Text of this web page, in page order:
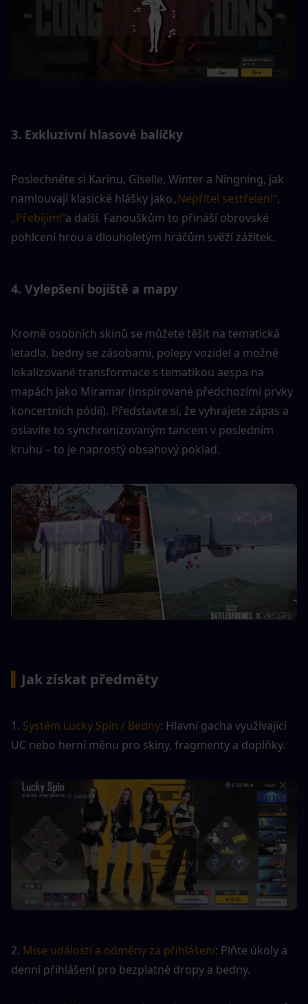
3. Exkluzivní hlasové balíčky
Poslechněte si Karinu, Giselle, Winter a Ningning, jak
namlouvají klasické hlášky jako„Nepřítel sestřelen!“
„Přebíjím!“a další. Fanouškům to přináší obrovské
pohlcení hrou a dlouholetým hráčům svěží zážitek.
4. Vylepšení bojiště a mapy
Kromě osobních skinů se můžete těšit na tematická
letadla, bedny se zásobami, polepy vozidel a možné
lokalizované transformace s tematikou aespa na
mapách jako Miramar (inspirované předchozími prvky
koncertních pódií). Představte si, že vyhrajete zápas a
oslavíte to synchronizovaným tancem v posledním
kruhu – to je naprostý obsahový poklad.
Jak získat předměty
1. Systém Lucky Spin / Bedny: Hlavní gacha využívající
UC nebo herní měnu pro skiny, fragmenty a doplňky.
2. Mise událostí a odměny za přihlášení: Plňte úkoly a
denní přihlášení pro bezplatné dropy a bedny.